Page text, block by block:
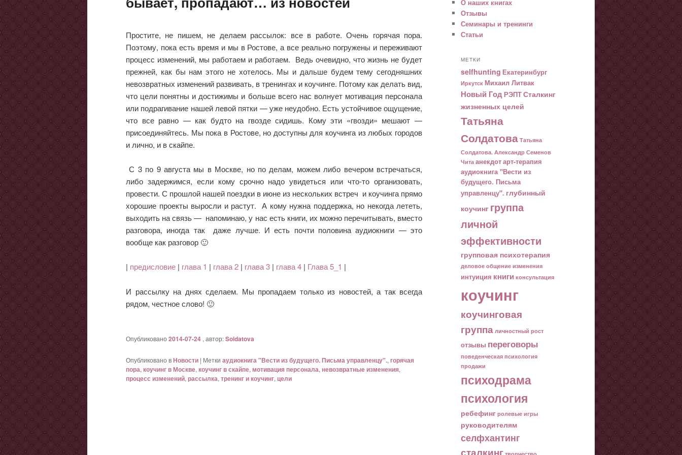
Простите, не пишем, не делаем рассылок: все в работе. Очень горячая пора.
Поэтому, пока есть время и мы в Ростове, а все реально погружены и переживают
процесс изменений, мы работаем и работаем. Ведь очевидно, что жизнь не будет
прежней, как бы нам этого не хотелось. Мы и дальше будем тему сегодняшних
невозвратных изменений развивать, в тренингах и коучинге. Потому как делать вид,
что цели понятны и достижимы и больше всего нас волнует мотивация персонала
или подрагивание нашей левой пятки — уже неудобно. Есть устойчивое ощущение,
что все равно — как будто на гвозде сидишь. Кому эти «гвозди» мешают —
присоединяйтесь. Мы пока в Ростове, но доступны для коучинга из любых городов
и лично, и в скайпе.
С 3 по 9 августа мы в Москве, но по делам, можем либо вечером встречаться,
либо задержимся, если кому срочно надо увидеться или что-то организовать,
провести. С прошлой нашей поездки в июне из нескольких встреч и коучинга прямо
хорошие проекты выросли и растут. А кому нужна поддержка, но некогда лететь,
выходить на связь — напоминаю, у нас есть книги, их можно перечитывать, вместо
разговора, иногда так даже лучше. И есть почти половина аудиокниги — это
вообще как разговор 🙂
| предисловие | глава 1 | глава 2 | глава 3 | глава 4 | Глава 5_1 |
И рассылку на днях сделаем. Мы пропадаем только из новостей, а так всегда
рядом, честное слово! 🙂
Опубликовано 2014-07-24 , автор:Soldatova
Опубликовано вНовости | Метки аудиокнига "Вести из будущего. Письма управленцу"., горячая
пора, коучинг в Москве, коучинг в скайпе, мотивация персонала, невозвратные изменения,
процесс изменений, рассылка, тренинг и коучинг, цели
О наших книгах
Отзывы
Семинары и тренинги
Статьи
МЕТКИ
selfhunting Екатеринбург
Иркутск Михаил Литвак
Новый Год РЭПТСталкинг
жизненных целей
Татьяна
Солдатова Татьяна
Солдатова. Александр Семенов
Чита анекдотарт-терапия
аудиокнига "Вести из
будущего. Письма
управленцу". глубинный
коучинг группа
личной
эффективности
групповая психотерапия
деловое общение изменения
интуиция книги консультация
коучинг
коучинговая
группа личностный рост
отзывы переговоры
поведенческая психология
продажи
психодрама
психология
ребефинг ролевые игры
руководителям
селфхантинг